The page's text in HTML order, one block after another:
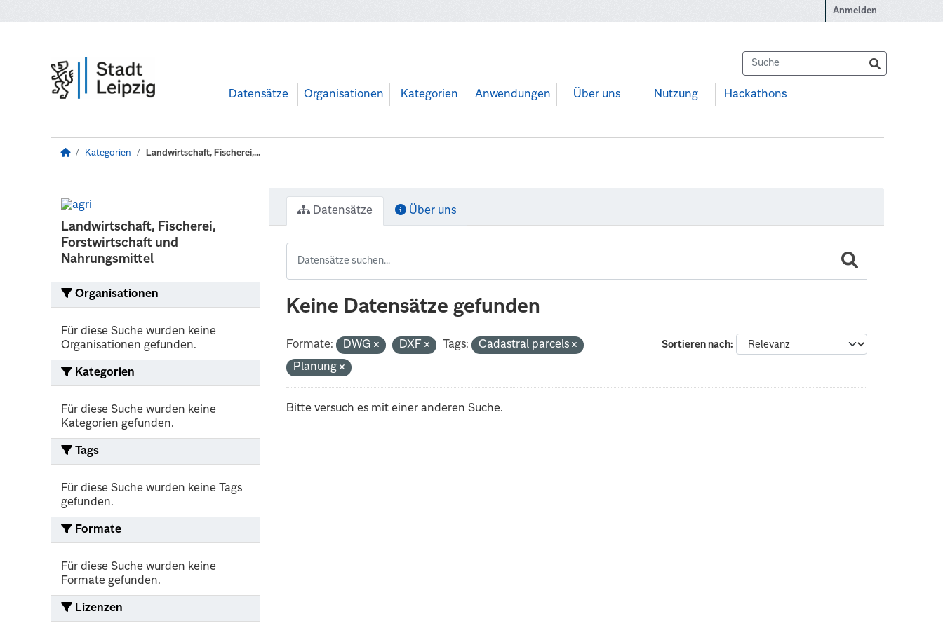
Anmelden
Datensätze Organisationen Kategorien Anwendungen Über uns Nutzung Hackathons
Kategorien Landwirtschaft, Fischerei,...
Landwirtschaft, Fischerei,
Forstwirtschaft und
Nahrungsmittel
Organisationen
Für diese Suche wurden keine
Organisationen gefunden.
Kategorien
Für diese Suche wurden keine
Kategorien gefunden.
Tags
Für diese Suche wurden keine Tags
gefunden.
Formate
Für diese Suche wurden keine
Formate gefunden.
Lizenzen
Datensätze Über uns
Keine Datensätze gefunden
Sortieren nach
Formate: DWG DXF Tags:
Cadastral parcels
Planung
Bitte versuch es mit einer anderen Suche.